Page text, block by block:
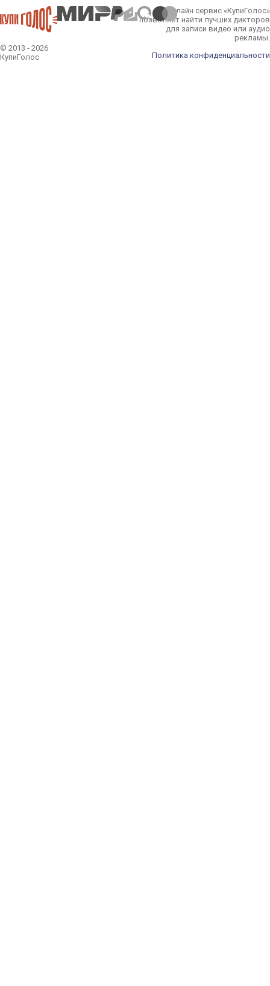
© 2013 - 2026
КупиГолос
Онлайн сервис «КупиГолос»
позволяет найти лучших дикторов
для записи видео или аудио
рекламы.
Политика конфиденциальности